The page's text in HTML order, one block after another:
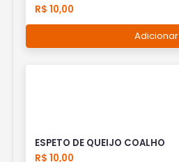
R$ 10,00
Adicionar
ESPETO DE QUEIJO COALHO
R$ 10,00